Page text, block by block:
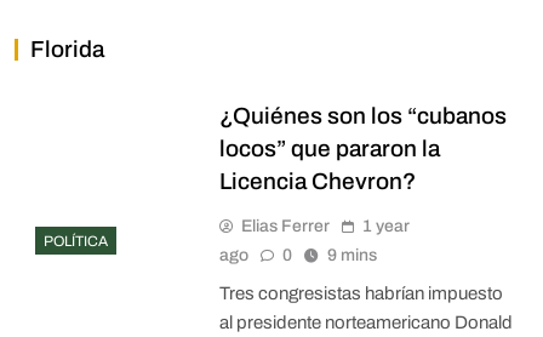
Florida
POLÍTICA
¿Quiénes son los “cubanos
locos” que pararon la
Licencia Chevron?
Elias Ferrer
1 year
ago
0 9 mins
Tres congresistas habrían impuesto
al presidente norteamericano Donald